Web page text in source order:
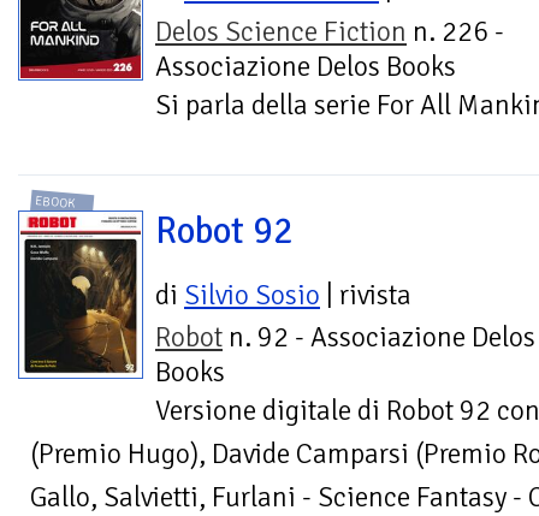
Delos Science Fiction n. 226 -
Associazione Delos Books
Si parla della serie For All
EBOOK
Robot 92
di Silvio Sosio | rivista
Robot n. 92 - Associazione Delos
Books
Versione digitale di Robot 92
(Premio Hugo), Davide Camparsi (Premio
Gallo, Salvietti, Furlani - Science Fantasy -